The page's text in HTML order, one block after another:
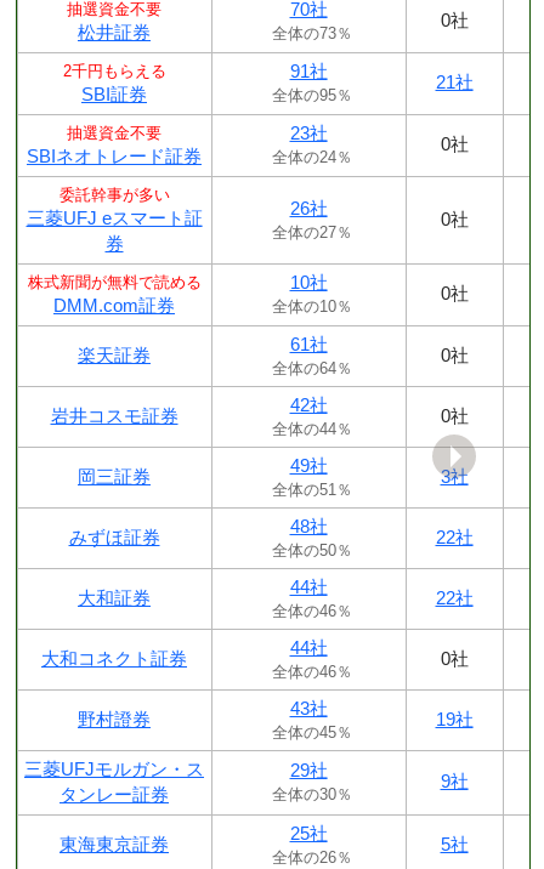
抽選資金不要
松井証券
70社
全体の73％
0社
2千円もらえる
SBI証券
91社
全体の95％
21社
抽選資金不要
SBIネオトレード証券
23社
全体の24％
0社
委託幹事が多い
三菱UFJ eスマート証
券
26社
全体の27％
0社
株式新聞が無料で読める
DMM.com証券
10社
全体の10％
0社
楽天証券
61社
全体の64％
0社
岩井コスモ証券
42社
全体の44％
0社
岡三証券
49社
全体の51％
3社
みずほ証券
48社
全体の50％
22社
大和証券
44社
全体の46％
22社
大和コネクト証券
44社
全体の46％
0社
野村證券
43社
全体の45％
19社
三菱UFJモルガン・ス
タンレー証券
29社
全体の30％
9社
東海東京証券
25社
全体の26％
5社